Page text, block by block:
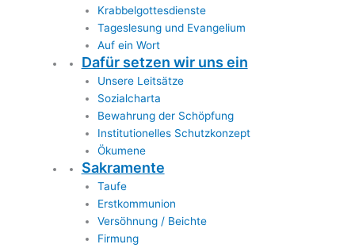
Krabbelgottesdienste
Tageslesung und Evangelium
Auf ein Wort
Dafür setzen wir uns ein
Unsere Leitsätze
Sozialcharta
Bewahrung der Schöpfung
Institutionelles Schutzkonzept
Ökumene
Sakramente
Taufe
Erstkommunion
Versöhnung / Beichte
Firmung